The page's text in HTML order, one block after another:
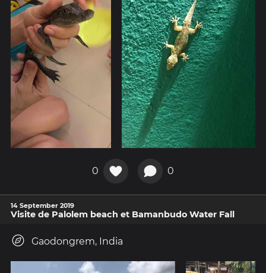
0 0
14 September 2019
Visite de Palolem beach et Bamanbudo Water Fall
Gaodongrem, India